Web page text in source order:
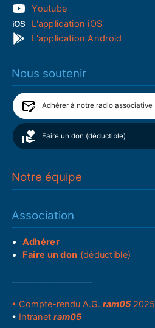
Youtube
L'application iOS
L'application Android
Nous soutenir
Adhérer à notre radio associative
Faire un don (déductible)
Notre équipe
Association
Adhérer
Faire un don (déductible)
• Compte-rendu A.G.ram05 2025
• Intranetram05